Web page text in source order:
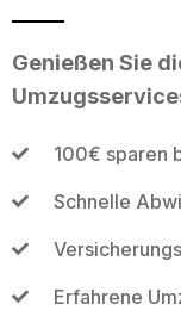
Genießen Sie
100€ sparen
Schnelle
Erfahrene